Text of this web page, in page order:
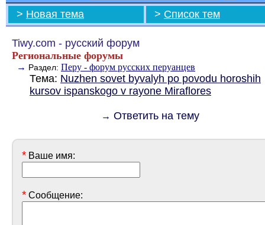
> Новая тема > Список тем
Tiwy.com - русский форум
Региональные форумы
→ Раздел: Перу - форум русских перуанцев
Тема: Nuzhen sovet byvalyh po povodu horoshih
kursov ispanskogo v rayone Miraflores
→ Ответить на тему
* Ваше имя:
* Сообщение: